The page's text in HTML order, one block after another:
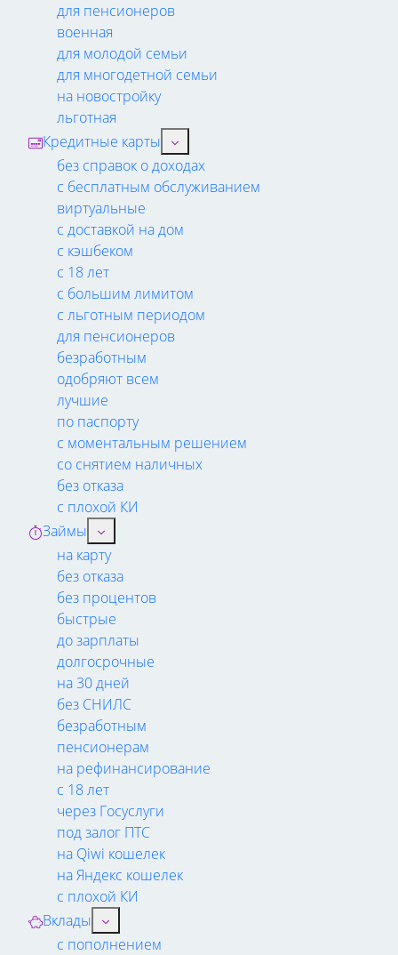
для пенсионеров
военная
для молодой семьи
для многодетной семьи
на новостройку
льготная
Кредитные карты
без справок о доходах
с бесплатным обслуживанием
виртуальные
с доставкой на дом
с кэшбеком
с 18 лет
с большим лимитом
с льготным периодом
для пенсионеров
безработным
одобряют всем
лучшие
по паспорту
с моментальным решением
со снятием наличных
без отказа
с плохой КИ
Займы
на карту
без отказа
без процентов
быстрые
до зарплаты
долгосрочные
на 30 дней
без СНИЛС
безработным
пенсионерам
на рефинансирование
с 18 лет
через Госуслуги
под залог ПТС
на Qiwi кошелек
на Яндекс кошелек
с плохой КИ
Вклады
с пополнением